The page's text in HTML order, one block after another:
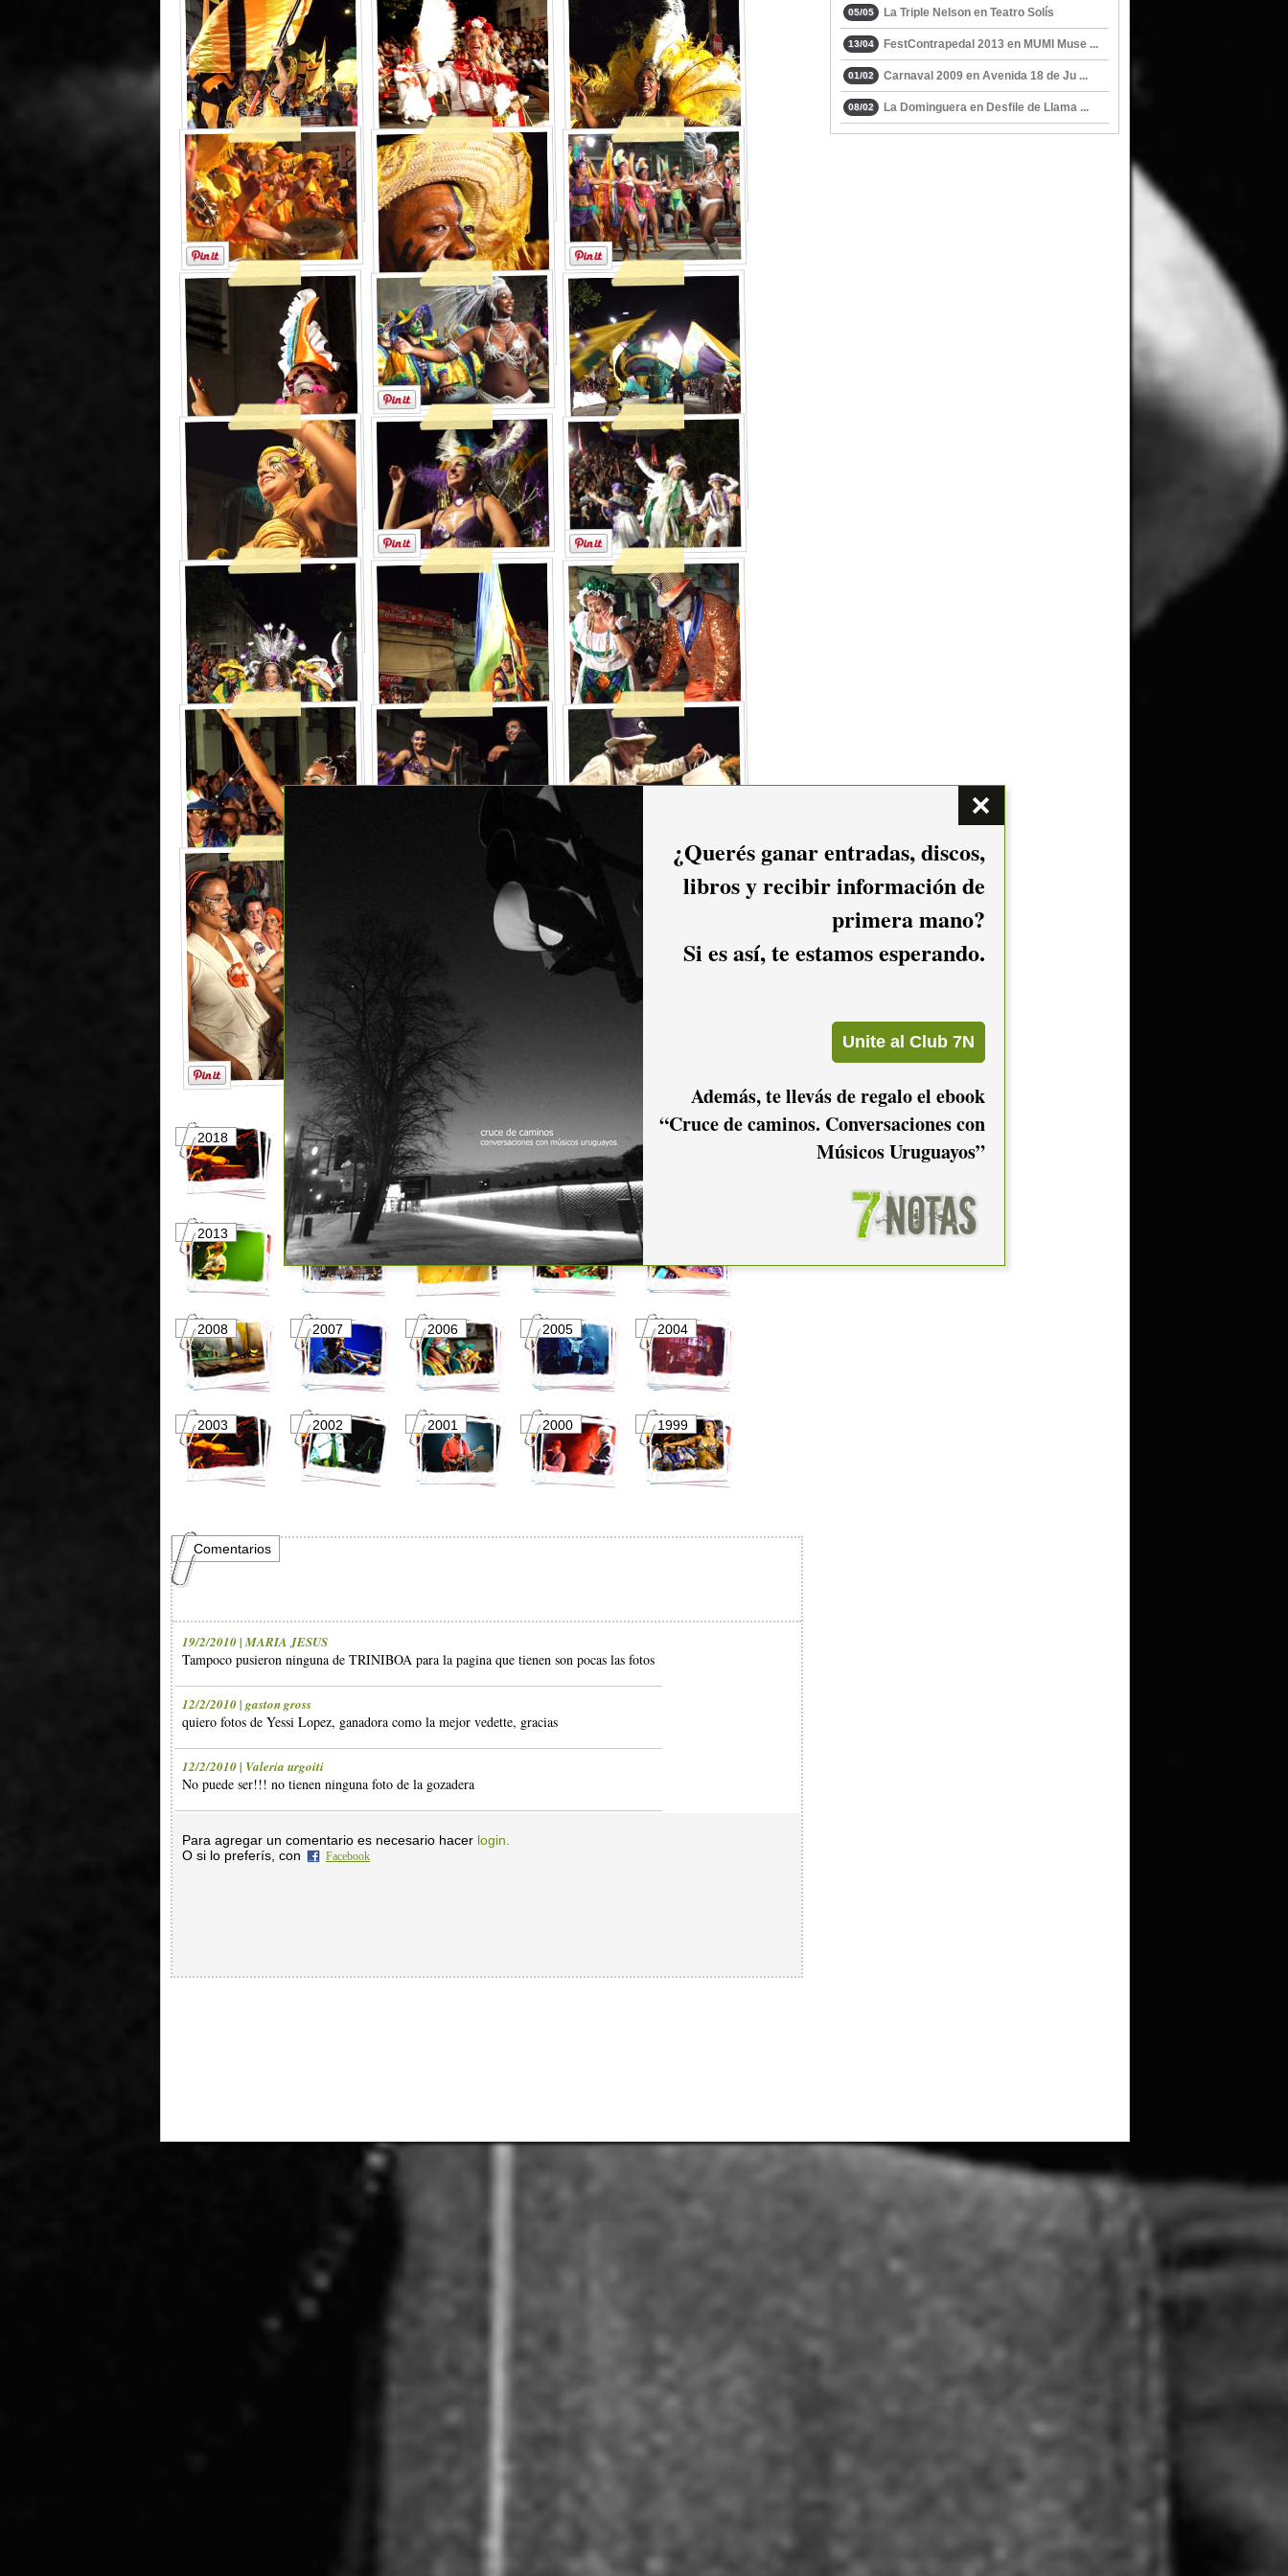
2018 2017 2016 2015
2013 2012 2011 2010
2008 2007 2006 2005 2004
2003 2002 2001 2000 1999
Comentarios
19/2/2010 | MARIA JESUS
Tampoco pusieron ninguna de TRINIBOA para la pagina que tienen son pocas las fotos
12/2/2010 | gaston gross
quiero fotos de Yessi Lopez, ganadora como la mejor vedette, gracias
12/2/2010 | Valeria urgoiti
No puede ser!!! no tienen ninguna foto de la gozadera
Para agregar un comentario es necesario hacer login.
O si lo preferís, con
Facebook
05/05 La Triple Nelson en Teatro Solís
13/04 FestContrapedal 2013 en MUMI Muse ...
01/02 Carnaval 2009 en Avenida 18 de Ju ...
08/02 La Dominguera en Desfile de Llama ...
¿Querés ganar entradas, discos,
libros y recibir información de
primera mano?
Si es así, te estamos esperando.
Además, te llevás de regalo el ebook
“Cruce de caminos. Conversaciones con
Músicos Uruguayos”